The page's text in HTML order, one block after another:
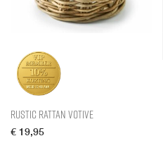
Rustic Rattan Votive
€ 19,95